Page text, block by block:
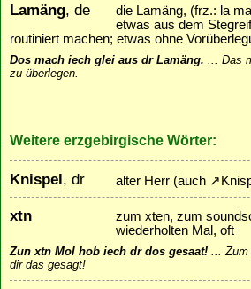
Lamäng, de
die Lamäng, (frz.: la
etwas aus dem
routiniert machen; etwas ohne
Dos mach iech glei aus dr Lamäng. ... Das
zu überlegen.
Weitere erzgebirgische Wörter:
Knispel, dr alter Herr (auch ↗
xtn
zum xten, zum
wiederholten Mal, oft
Zun xtn Mol hob iech dr dos gesaat! ...Zum
dir das gesagt!